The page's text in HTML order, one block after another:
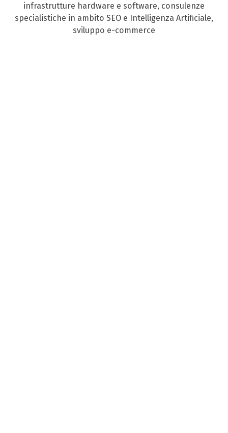
infrastrutture hardware e software, consulenze
specialistiche in ambito SEO e Intelligenza Artificiale,
sviluppo e-commerce